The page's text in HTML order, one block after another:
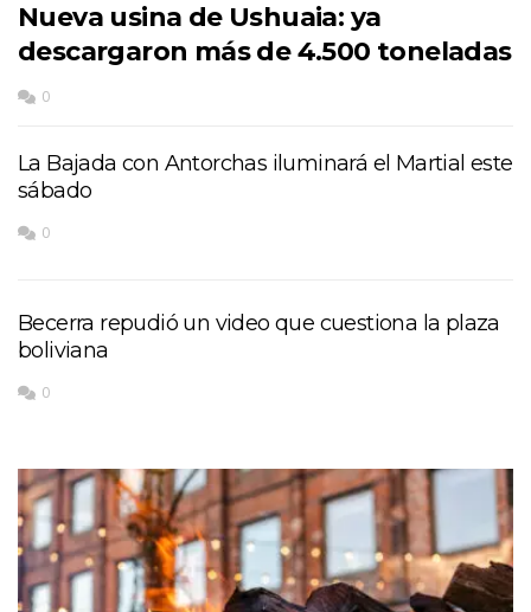
Nueva usina de Ushuaia: ya
descargaron más de 4.500 toneladas
0
La Bajada con Antorchas iluminará el Martial este
sábado
0
Becerra repudió un video que cuestiona la plaza
boliviana
0